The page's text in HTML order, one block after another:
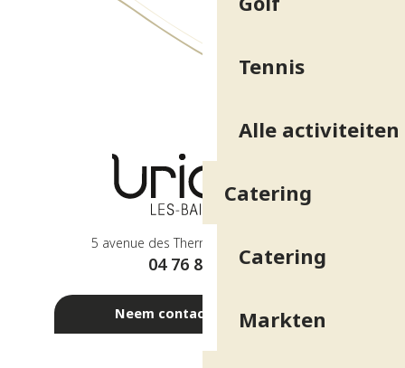
Tennis
Alle activiteiten
Catering
Catering
Markten
5 avenue des Thermes - 38410 Uriage
04 76 89 10 27
Neem contact met ons op